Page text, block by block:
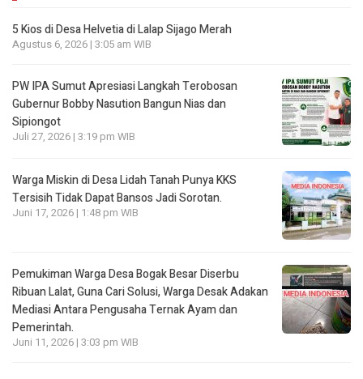
5 Kios di Desa Helvetia di Lalap Sijago Merah
Agustus 6, 2026 | 3:05 am WIB
PW IPA Sumut Apresiasi Langkah Terobosan
Gubernur Bobby Nasution Bangun Nias dan
Sipiongot
Juli 27, 2026 | 3:19 pm WIB
Warga Miskin di Desa Lidah Tanah Punya KKS
Tersisih Tidak Dapat Bansos Jadi Sorotan.
Juni 17, 2026 | 1:48 pm WIB
Pemukiman Warga Desa Bogak Besar Diserbu
Ribuan Lalat, Guna Cari Solusi, Warga Desak Adakan
Mediasi Antara Pengusaha Ternak Ayam dan
Pemerintah.
Juni 11, 2026 | 3:03 pm WIB